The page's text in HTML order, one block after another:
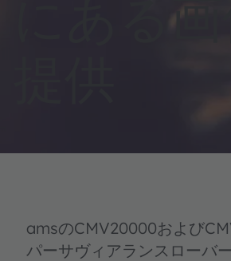
にある画
amsのCMV20000および
パーサヴィアランスローバ